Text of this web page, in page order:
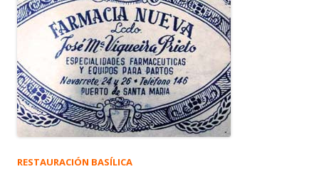
RESTAURACIÓN BASÍLICA